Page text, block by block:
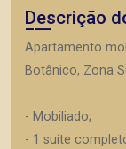
Descrição
Apartamento
Botânico, Zona
- Mobiliado;
- 1 suíte